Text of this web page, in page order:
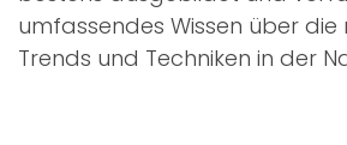
umfassendes Wissen über die
Trends und Techniken in der